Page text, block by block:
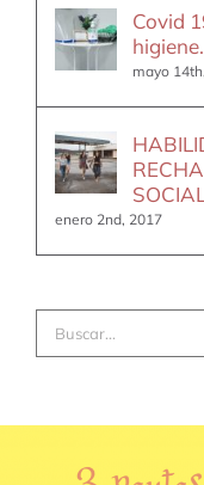
Covid
higiene.
mayo
enero 2nd, 2017
Buscar: